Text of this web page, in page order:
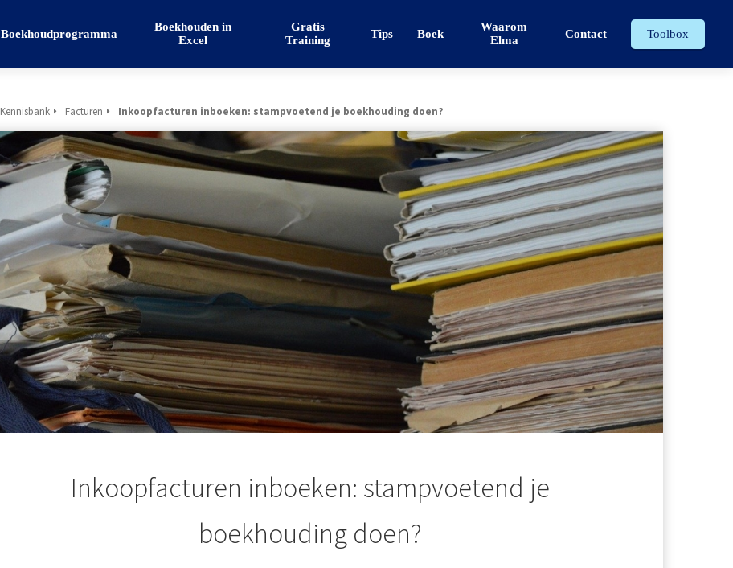
Boekhoudprogramma
Boekhouden in
Excel
Gratis
Training
Tips Boek
Waarom
Elma
Contact Toolbox
Kennisbank Facturen Inkoopfacturen inboeken: stampvoetend je boekhouding doen?
Inkoopfacturen inboeken: stampvoetend je
boekhouding doen?